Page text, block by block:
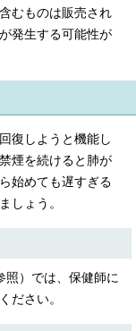
むものは販売され
発生する可能性が
復しようと機能し
煙を続けると肺が
始めても遅すぎる
しょう。
）では、保健師に
ださい。